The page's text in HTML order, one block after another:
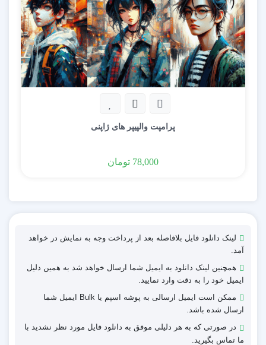
پرامپت والپیپر های ژاپنی
78,000 تومان
لینک دانلود فایل بلافاصله بعد از پرداخت وجه به نمایش در خواهد
آمد.
همچنین لینک دانلود به ایمیل شما ارسال خواهد شد به همین دلیل
ایمیل خود را به دقت وارد نمایید.
ممکن است ایمیل ارسالی به پوشه اسپم یا Bulk ایمیل شما
ارسال شده باشد.
در صورتی که به هر دلیلی موفق به دانلود فایل مورد نظر نشدید با
ما تماس بگیرید.